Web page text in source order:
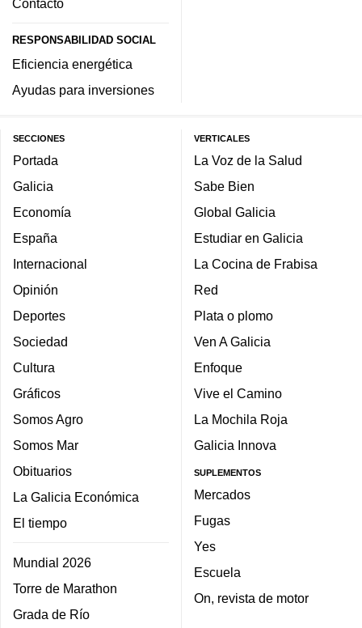
Contacto
RESPONSABILIDAD SOCIAL
Eficiencia energética
Ayudas para inversiones
SECCIONES
Portada
Galicia
Economía
España
Internacional
Opinión
Deportes
Sociedad
Cultura
Gráficos
Somos Agro
Somos Mar
Obituarios
La Galicia Económica
El tiempo
Mundial 2026
Torre de Marathon
Grada de Río
VERTICALES
La Voz de la Salud
Sabe Bien
Global Galicia
Estudiar en Galicia
La Cocina de Frabisa
Red
Plata o plomo
Ven A Galicia
Enfoque
Vive el Camino
La Mochila Roja
Galicia Innova
SUPLEMENTOS
Mercados
Fugas
Yes
Escuela
On, revista de motor